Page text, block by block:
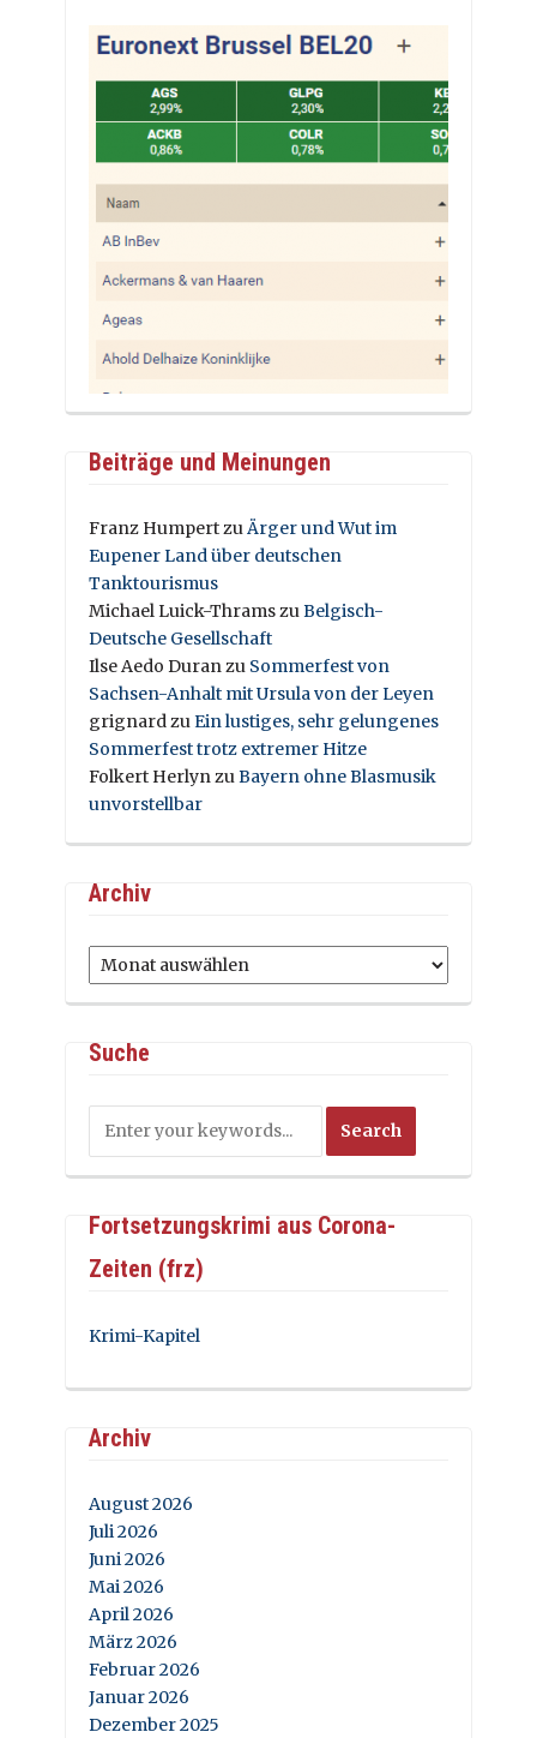
Beiträge und Meinungen
Franz HumpertzuÄrger und Wut im
Eupener Land über deutschen
Tanktourismus
Michael Luick-ThramszuBelgisch-
Deutsche Gesellschaft
Ilse Aedo Duranzu Sommerfest von
Sachsen-Anhalt mit Ursula von der Leyen
grignardzuEin lustiges, sehr gelungenes
Sommerfest trotz extremer Hitze
Folkert HerlynzuBayern ohne Blasmusik
unvorstellbar
Archiv
Archiv
Suche
Fortsetzungskrimi aus Corona-
Zeiten (frz)
Krimi-Kapitel
Archiv
August 2026
Juli 2026
Juni 2026
Mai 2026
April 2026
März 2026
Februar 2026
Januar 2026
Dezember 2025